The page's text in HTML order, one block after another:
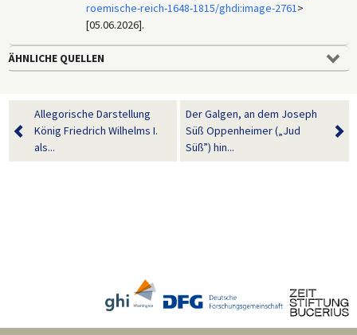
roemische-reich-1648-1815/ghdi:image-2761>
[05.06.2026].
ÄHNLICHE QUELLEN
Allegorische Darstellung
König Friedrich Wilhelms I.
als...
Der Galgen, an dem Joseph
Süß Oppenheimer („Jud
Süß”) hin...